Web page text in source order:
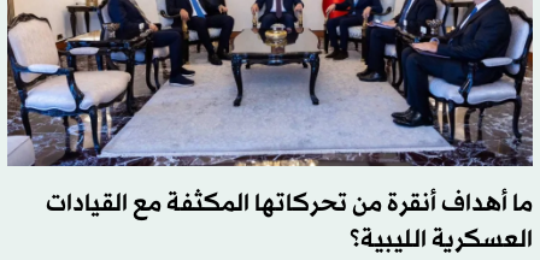
ما أهداف أنقرة من تحركاتها المكثفة مع القيادات
العسكرية الليبية؟